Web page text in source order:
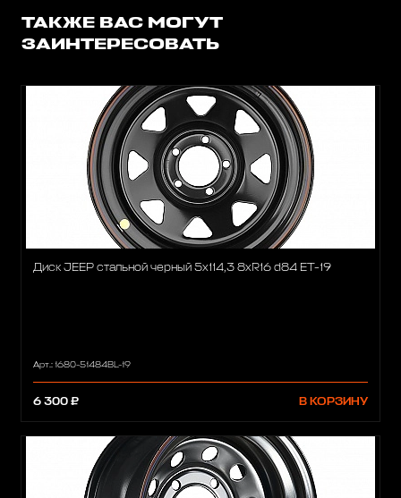
ТАКЖЕ ВАС МОГУТ
ЗАИНТЕРЕСОВАТЬ
Диск JEEP стальной черный 5х114,3 8xR16 d84 ET-19
Арт.: 1680-51484BL-19
6 300 ₽ В КОРЗИНУ